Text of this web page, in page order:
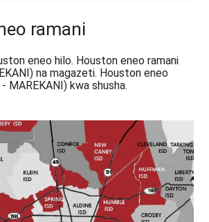
ramani
eneo hilo. Houston eneo ramani
na magazeti. Houston eneo
MAREKANI) kwa shusha.